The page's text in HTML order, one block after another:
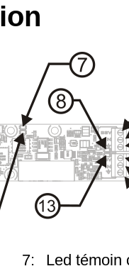
7:
Led témoin